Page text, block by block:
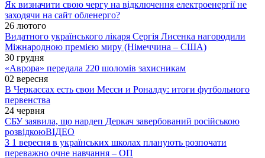
Як визначити свою чергу на відключення електроенергії не
заходячи на сайт обленерго?
26 лютого
Видатного українського лікаря Сергія Лисенка нагородили
Міжнародною премією миру (Німеччина – США)
30 грудня
«Аврора» передала 220 шоломів захисникам
02 вересня
В Черкассах есть свои Месси и Роналду: итоги футбольного
первенства
24 червня
СБУ заявила, що нардеп Деркач завербований російською
розвідкоюВІДЕО
З 1 вересня в українських школах планують розпочати
переважно очне навчання – ОП